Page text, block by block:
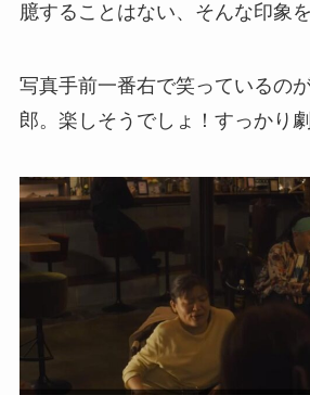
臆することはない、そんな印象を
写真手前一番右で笑っているの
郎。楽しそうでしょ！すっかり